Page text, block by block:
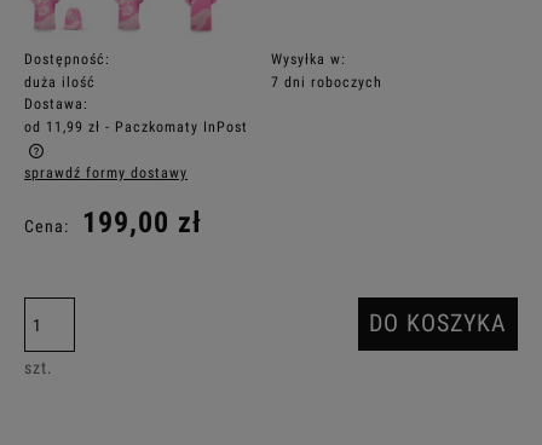
Dostępność:
duża ilość
Wysyłka w:
7 dni roboczych
Dostawa:
od 11,99 zł - Paczkomaty InPost
Cena nie zawiera ewentualnych kosztów płatności
sprawdź formy dostawy
Cena: 199,00 zł
szt.
DO KOSZYKA